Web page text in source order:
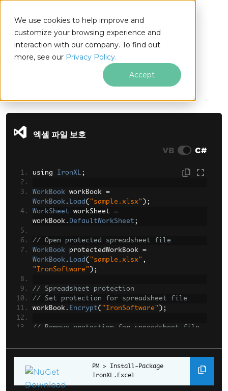
We use cookies to help improve and
customize your browsing experience and
interaction with our company. To find out
more, see our Privacy Policy.
Accept
.NET
푸터 콘텐츠로 바로가기
엑셀 파일 보호
VB
C#
using IronXL ;
WorkBook workBook =
WorkBook . Load ( "sample.xlsx" );
WorkSheet workSheet =
workBook . DefaultWorkSheet ;
// Open protected spreadsheet file
WorkBook protectedWorkBook =
WorkBook . Load ( "sample.xlsx" ,
"IronSoftware" );
// Spreadsheet protection
// Set protection for spreadsheet file
workBook . Encrypt( "IronSoftware" );
// Remove protection for spreadsheet file.
workBook.Password = null;
workBook ();
// Worksheet protection
Install-Package
IronXL.Excel